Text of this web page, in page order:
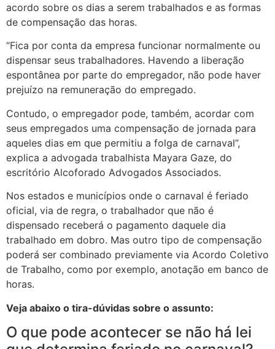
acordo sobre os dias a serem trabalhados e as formas
de compensação das horas.
“Fica por conta da empresa funcionar normalmente ou
dispensar seus trabalhadores. Havendo a liberação
espontânea por parte do empregador, não pode haver
prejuízo na remuneração do empregado.
Contudo, o empregador pode, também, acordar com
seus empregados uma compensação de jornada para
aqueles dias em que permitiu a folga de carnaval”,
explica a advogada trabalhista Mayara Gaze, do
escritório Alcoforado Advogados Associados.
Nos estados e municípios onde o carnaval é feriado
oficial, via de regra, o trabalhador que não é
dispensado receberá o pagamento daquele dia
trabalhado em dobro. Mas outro tipo de compensação
poderá ser combinado previamente via Acordo Coletivo
de Trabalho, como por exemplo, anotação em banco de
horas.
Veja abaixo o tira-dúvidas sobre o assunto:
O que pode acontecer se não há lei